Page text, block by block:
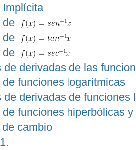
Implícita
de
de
de
de derivadas de las
de funciones logarítmicas
de derivadas de funciones
de funciones hiperbólicas
cambio